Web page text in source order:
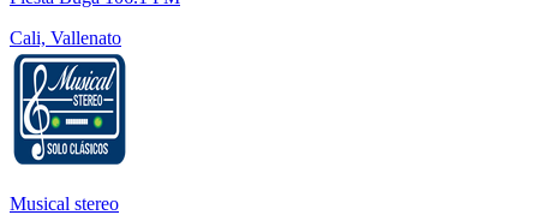
Cali, Vallenato
Musical stereo